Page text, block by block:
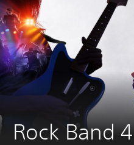
Rock Band 4